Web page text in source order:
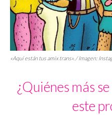
«Aquí están tus amixtrans». / Imagen:
¿Quiénes más
este